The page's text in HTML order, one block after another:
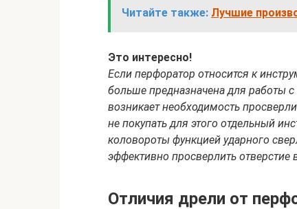
Читайте также: Лучшие
Это интересно!
Если перфоратор относится к
больше предназначена для работы
возникает необходимость
не покупать для этого отдельный
коловороты функцией ударного
эффективно просверлить отверстие
Отличия дрели от